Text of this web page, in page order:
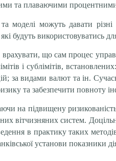
та плаваючими
та моделі можуть давати
будуть використовуватись
що сам процес
і сублімітів,
за видами валют та ін.
та забезпечити повноту
на підвищену
вітчизняних систем.
в практику таких
установи показники